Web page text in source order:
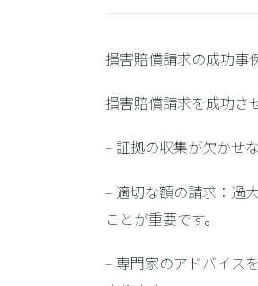
損害賠償請求の成功事
損害賠償請求を成功さ
– 証拠の収集が欠かせ
– 適切な額の請求 ：過
ことが重要です。
–専門家のアドバイス